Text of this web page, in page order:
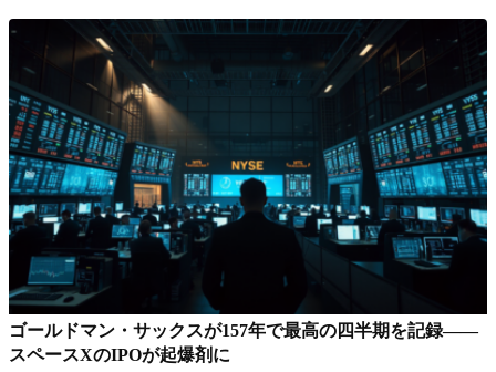
ゴールドマン・サックスが157年で最高の四半期を記録——
スペースXのIPOが起爆剤に